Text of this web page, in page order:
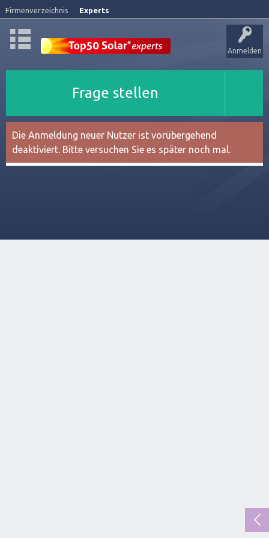
Firmenverzeichnis Experts
Anmelden
Frage stellen
Die Anmeldung neuer Nutzer ist vorübergehend
deaktiviert. Bitte versuchen Sie es später noch mal.